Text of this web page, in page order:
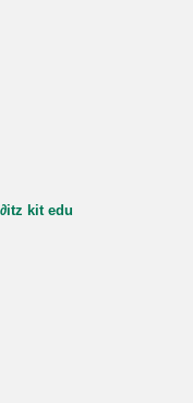
∂itz kit edu